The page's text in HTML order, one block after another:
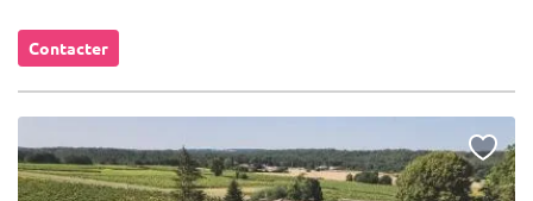
Contacter